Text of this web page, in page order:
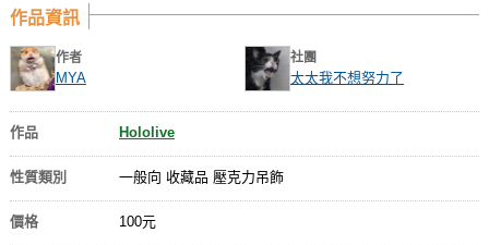
作品資訊
作者
MYA
社團
太太我不想努力了
作品 Hololive
性質類別 一般向 收藏品 壓克力吊飾
價格 100元